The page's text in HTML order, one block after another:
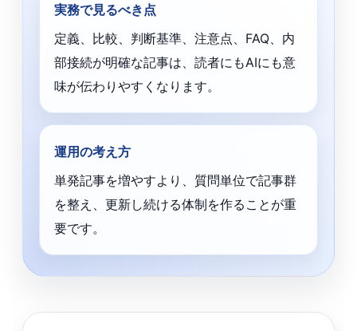
実務で見るべき点
定義、比較、判断基準、注意点、FAQ、内
部接続が明確な記事は、読者にもAIにも意
味が伝わりやすくなります。
運用の考え方
単発記事を増やすより、質問単位で記事群
を整え、更新し続ける体制を作ることが重
要です。